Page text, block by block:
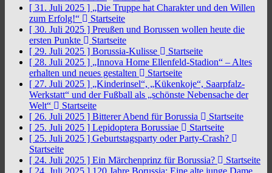
[ 31. Juli 2025 ] „Die Truppe hat Charakter und den Willen
zum Erfolg!“
Startseite
[ 30. Juli 2025 ] Preußen und Borussen wollen heute die
ersten Punkte
Startseite
[ 29. Juli 2025 ] Borussia-Kulisse
Startseite
[ 28. Juli 2025 ] „Innova Home Ellenfeld-Stadion“ – Altes
erhalten und neues gestalten
Startseite
[ 27. Juli 2025 ] „Kinderinsel“, „Kükenkoje“, Saarpfalz-
Werkstatt“ und der Fußball als „schönste Nebensache der
Welt“
Startseite
[ 26. Juli 2025 ] Bitterer Abend für Borussia
Startseite
[ 25. Juli 2025 ] Lepidoptera Borussiae
Startseite
[ 25. Juli 2025 ] Geburtstagsparty oder Party-Crash?
Startseite
[ 24. Juli 2025 ] Ein Märchenprinz für Borussia?
Startseite
[ 24. Juli 2025 ] 120 Jahre Borussia: Eine alte junge Dame